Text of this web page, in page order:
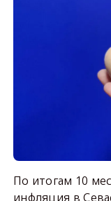
По итогам 10
инфляция в